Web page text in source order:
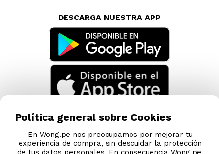
DESCARGA NUESTRA APP
Política general sobre Cookies
En Wong.pe nos preocupamos por mejorar tu
experiencia de compra, sin descuidar la protección
de tus datos personales. En consecuencia Wong.pe,